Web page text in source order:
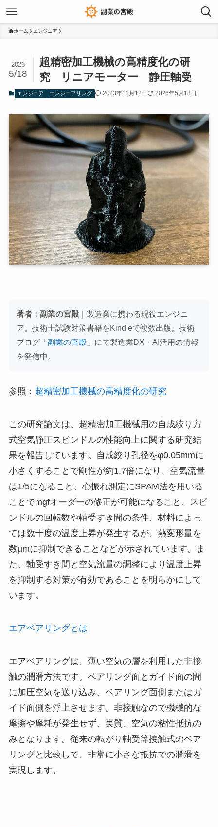
ホーム エンジニア
超精密加工機械の高精度化の研
究 リニアモーター 静圧軸受
2026
5/18
エンジニア エンジニアリング 2023年11月12日 2026年5月18日
著者：副業の宮殿｜製造業に携わる現役エンジニ
ア。技術士試験対策書籍をKindleで複数出版。技術
ブログ「副業の宮殿 」にて製造業DX・AI活用の情報
を発信中。
参照： 超精密加工機械の高精度化の研究
この研究論文は、超精密加工機械用の自成絞り方
式空気静圧スピンドルの性能向上に関する研究結
果を報告しています。自成絞り孔径をφ0.05mmに
小さくすることで剛性が約1.7倍になり、空気流量
は1/5になること、心振れ測定にSPAM法を用いる
ことでmgfオーダーの修正が可能になること、スピ
ンドルの回転数や軸受すき間の条件、材料によっ
ては数十度の温度上昇が発生するが、熱変形量を
数µmに抑制できることなどが示されています。ま
た、軸受すき間と空気流量の調整により温度上昇
を抑制する対策が有効であることを明らかにして
います。
エアベアリングとは
エアベアリングは、薄い空気の層を利用した非接
触の潤滑方法です。ベアリング面とガイド面の間
に加圧空気を送り込み、ベアリング面側またはガ
イド面側を浮上させます。非接触なので機械的な
摩擦や摩耗が発生せず、実質、空気の粘性抵抗の
みとなります。従来の転がり軸受等接触式のベア
リングと比較して、非常に小さな抵抗での潤滑を
実現します。